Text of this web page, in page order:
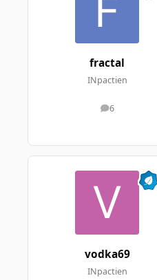
fractal
INpactien
6
messages
vodka69
INpactien